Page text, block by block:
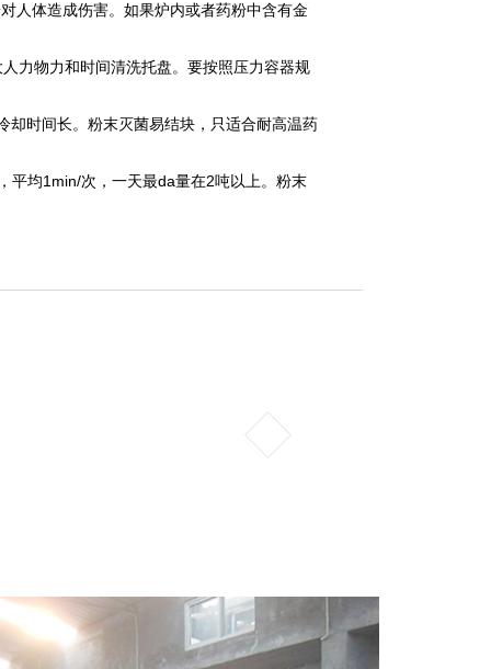
人体造成伤害。如果炉内或者药粉中含有金
力物力和时间清洗托盘。要按照压力容器规
时间长。粉末灭菌易结块，只适合耐高温药
平均1min/次，一天最da量在2吨以上。粉末